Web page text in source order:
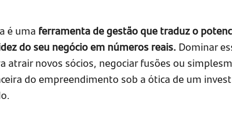
é uma ferramenta de gestão que traduz o
do seu negócio em números reais. Dominar
atrair novos sócios, negociar fusões ou
do empreendimento sob a ótica de um